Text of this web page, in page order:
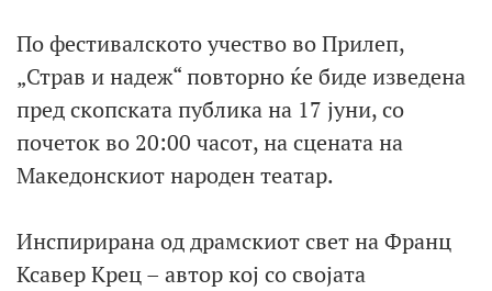
По фестивалското учество во Прилеп,
„Страв и надеж“ повторно ќе биде изведена
пред скопската публика на 17 јуни, со
почеток во 20:00 часот, на сцената на
Македонскиот народен театар.
Инспирирана од драмскиот свет на Франц
Ксавер Крец – автор кој со својата